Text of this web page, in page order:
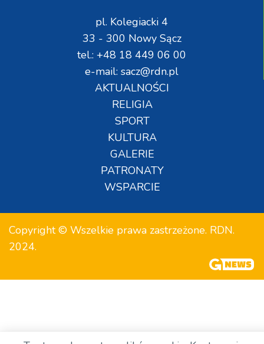
pl. Kolegiacki 4
33 - 300 Nowy Sącz
tel.: +48 18 449 06 00
e-mail: sacz@rdn.pl
AKTUALNOŚCI
RELIGIA
SPORT
KULTURA
GALERIE
PATRONATY
WSPARCIE
Copyright © Wszelkie prawa zastrzeżone. RDN.
2024.